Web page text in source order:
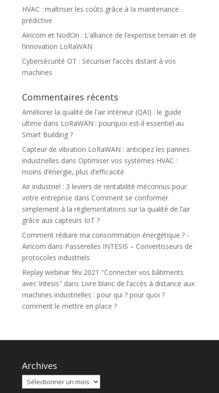
HVAC : maîtriser les coûts grâce à la maintenance
prédictive
Airicom et NodOn : L’alliance de l’expertise terrain et de
l’innovation LoRaWAN
Cybersécurité OT : Sécuriser l’accès distant à vos
machines
Commentaires récents
Améliorer la qualité de l'air intérieur (QAI) : le guide
ultime dans LoRaWAN : pourquoi est-il essentiel au
Smart Building ?
Capteur de vibration LoRaWAN : anticipez les pannes
industrielles dans Optimiser vos systèmes HVAC :
moins d’énergie, plus d’efficacité
Air industriel : 3 leviers de rentabilité méconnus pour
votre entreprise dans Comment se conformer
simplement à la réglementations sur la qualité de l’air
grâce aux capteurs IoT ?
Comment réduire ma consommation énergétique ? -
Airicom dans Passerelles INTESIS – Convertisseurs de
protocoles industriels
Replay webinar fév 2021 "Connecter vos bâtiments
avec Intesis" dans Livre blanc de l’accès à distance aux
machines industrielles : pour qui ? pour quoi ?
comment le mettre en place ?
Archives